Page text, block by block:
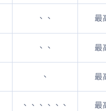
MP4、WEBM、MP3 最高
MP4、MP3、MKV 最高
MP4、MP3 最高
MP4、MKV、WebM、MP3、OGG、WAV、OPUS 最高